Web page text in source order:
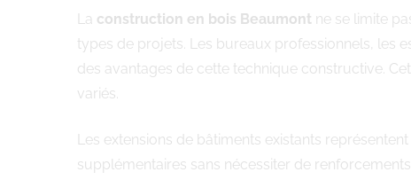
La construction en bois Beaumont ne se limite
types de projets. Les bureaux professionnels, les
des avantages de cette technique constructive.
variés.
Les extensions de bâtiments existants
supplémentaires sans nécessiter de